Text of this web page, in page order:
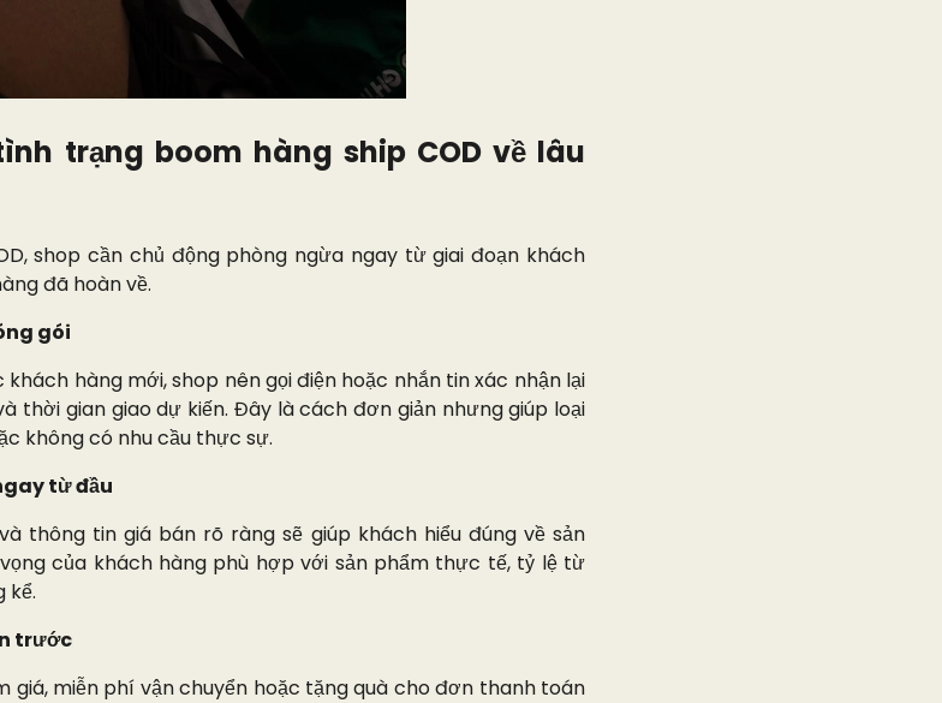
trạng boom hàng ship COD về lâu
shop cần chủ động phòng ngừa ngay từ giai đoạn khách
đã hoàn về.
gói
hàng mới, shop nên gọi điện hoặc nhắn tin xác nhận lại
thời gian giao dự kiến. Đây là cách đơn giản nhưng giúp loại
không có nhu cầu thực sự.
từ đầu
thông tin giá bán rõ ràng sẽ giúp khách hiểu đúng về sản
của khách hàng phù hợp với sản phẩm thực tế, tỷ lệ từ
kể.
trước
giá, miễn phí vận chuyển hoặc tặng quà cho đơn thanh toán